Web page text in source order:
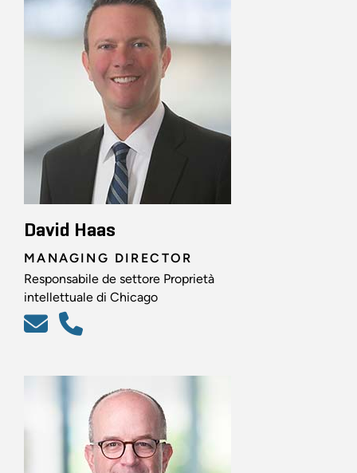
David Haas
MANAGING DIRECTOR
Responsabile de settore Proprietà
intellettuale di Chicago